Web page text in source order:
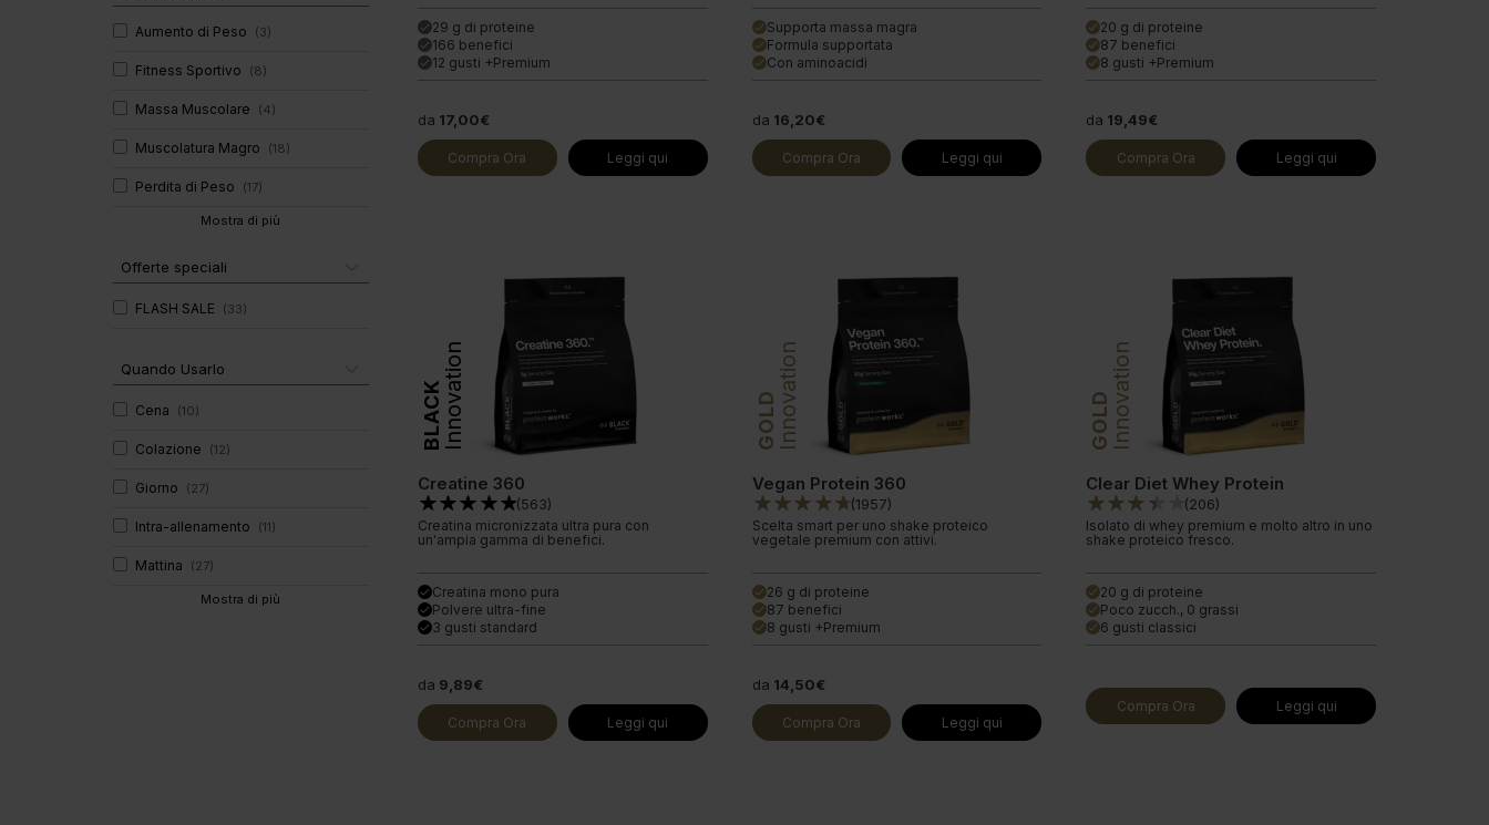
Aumento di Peso (3)
Fitness Sportivo (8)
Massa Muscolare (4)
Muscolatura Magro (18)
Perdita di Peso (17)
Mostra di più
Offerte speciali
FLASH SALE (33)
Quando Usarlo
Cena (10)
Colazione (12)
Giorno (27)
Intra-allenamento (11)
Mattina (27)
Mostra di più
done 29 g di proteine
done 166 benefici
done 12 gusti +Premium
da 17,00€
Compra Ora Leggi qui
done Supporta massa magra
done Formula supportata
done Con aminoacidi
da 16,20€
Compra Ora Leggi qui
done20 g di proteine
done87 benefici
done8 gusti +Premium
da 19,49€
Compra Ora Leggi qui
BLACKInnovation
Creatine 360
(563)
Creatina micronizzata ultra pura con
un'ampia gamma di benefici.
doneCreatina mono pura
donePolvere ultra-fine
done3 gusti standard
da 9,89€
Compra Ora Leggi qui
GOLDInnovation
Vegan Protein 360
(1957)
Scelta smart per uno shake proteico
vegetale premium con attivi.
done 26 g di proteine
done 87 benefici
done 8 gusti +Premium
da 14,50€
Compra Ora Leggi qui
GOLDInnovation
Clear Diet Whey Protein
(206)
Isolato di whey premium e molto altro in uno
shake proteico fresco.
done20 g di proteine
donePoco zucch., 0 grassi
done6 gusti classici
Compra Ora Leggi qui